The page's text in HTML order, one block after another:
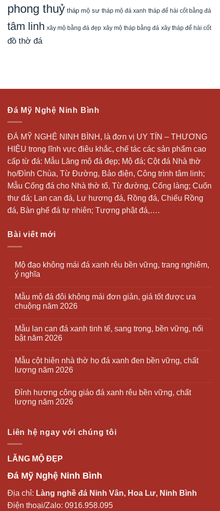
phong thuỷ tháp mộ sư tháp mộ đá xanh tháp để hài cốt bằng đá
tâm linh xây mộ bằng đá đẹp xây mộ tháp bằng đá xây tháp để hài cốt
đồ thờ đá
Đá Mỹ Nghệ Ninh Bình
ĐÁ MỸ NGHỆ NINH BÌNH, là đơn vị UY TÍN – THƯƠNG
HIỆU trong lĩnh vực điêu khắc, chế tác các sản phẩm cao
cấp từ đá: Mẫu Lăng mộ đá đẹp; Mộ đá; Cột đá Nhà thờ
họ/Đình Chùa, Từ Đường, Bảo điện, Công trình tâm linh;
Mẫu Cổng đá cho Nhà thờ tổ, Từ đường, Cổng làng; Cuốn
thư đá; Lan can đá, Lư hương đá, Rồng đá, Chiếu Rồng
đá, Bàn ghế đá tự nhiên; Tượng phật đá,….
Bài viết mới
Mộ đạo không mái đá xanh rêu bền vững, trang nghiêm,
ý nghĩa
Mẫu mộ đá đôi không mái đơn giản, giá tốt được ưa
chuộng năm 2026
Mẫu lan can đá xanh tinh tế, sang trọng, bền vững, nổi
bật năm 2026
Mẫu cột hiên nhà thờ họ đá xanh đen bền vững, chất
lượng năm 2026
Đỉnh hương công giáo đá xanh rêu bền vững, chất
lượng năm 2026
Liên hệ ngay với chúng tôi
LĂNG MỘ ĐẸP
Đá Mỹ Nghệ Ninh Bình
Địa chỉ: Làng nghề đá Ninh Vân, Hoa Lư, Ninh Bình
Điện thoại/Zalo: 0916.958.095